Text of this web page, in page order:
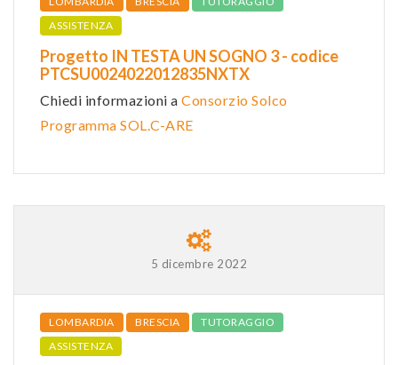
ASSISTENZA
Progetto IN TESTA UN SOGNO 3 - codice
PTCSU0024022012835NXTX
Chiedi informazioni a Consorzio Solco
Programma SOL.C-ARE
5 dicembre 2022
LOMBARDIA BRESCIA
TUTORAGGIO
ASSISTENZA